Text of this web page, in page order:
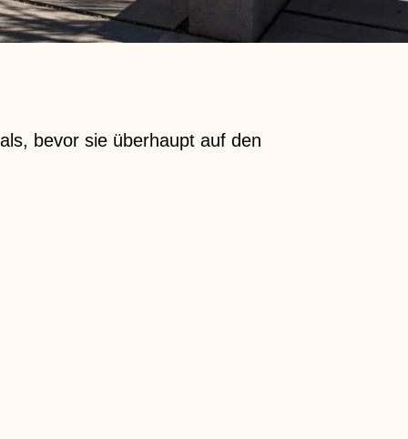
bevor sie überhaupt auf den